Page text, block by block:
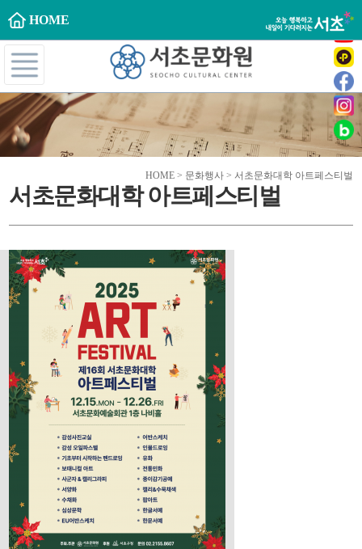
HOME
HOME > 문화행사 > 서초문화대학 아트페스티벌
서초문화대학 아트페스티벌